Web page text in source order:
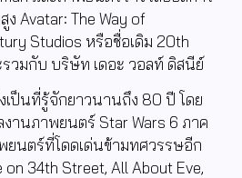
ง Avatar: The Way of
Studios หรือชื่อเดิม 20th
วมกับ บริษัท เดอะ วอลท์ ดิสนีย์
ป็นที่รู้จักยาวนานถึง 80 ปี โดย
งานภาพยนตร์ Star Wars 6 ภาค
ยนตร์ที่โดดเด่นข้ามทศวรรษอีก
on 34th Street, All About Eve,